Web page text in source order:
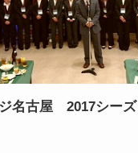
名古屋 2017シー